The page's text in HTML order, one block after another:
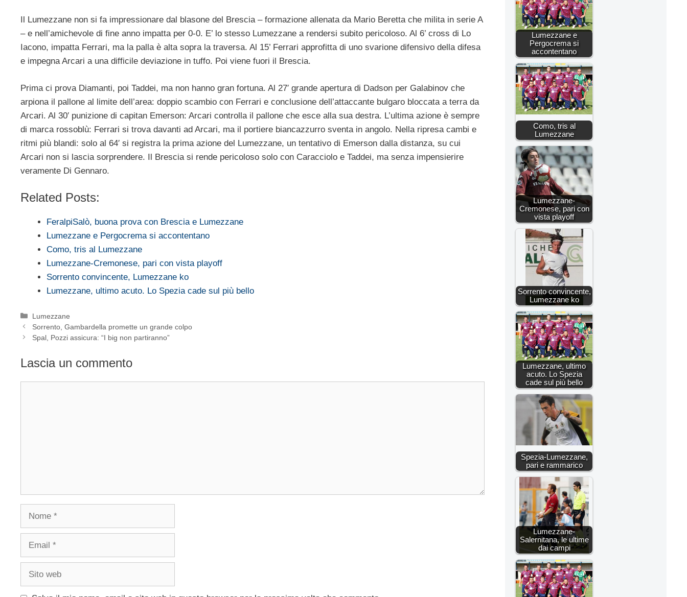
Il Lumezzane non si fa impressionare dal blasone del Brescia – formazione allenata da Mario Beretta che milita in serie A
– e nell’amichevole di fine anno impatta per 0-0. E’ lo stesso Lumezzane a rendersi subito pericoloso. Al 6’ cross di Lo
Iacono, impatta Ferrari, ma la palla è alta sopra la traversa. Al 15’ Ferrari approfitta di uno svarione difensivo della difesa
e impegna Arcari a una difficile deviazione in tuffo. Poi viene fuori il Brescia.
Prima ci prova Diamanti, poi Taddei, ma non hanno gran fortuna. Al 27′ grande apertura di Dadson per Galabinov che
arpiona il pallone al limite dell’area: doppio scambio con Ferrari e conclusione dell’attaccante bulgaro bloccata a terra da
Arcari. Al 30′ punizione di capitan Emerson: Arcari controlla il pallone che esce alla sua destra. L’ultima azione è sempre
di marca rossoblù: Ferrari si trova davanti ad Arcari, ma il portiere biancazzurro sventa in angolo. Nella ripresa cambi e
ritmi più blandi: solo al 64′ si registra la prima azione del Lumezzane, un tentativo di Emerson dalla distanza, su cui
Arcari non si lascia sorprendere. Il Brescia si rende pericoloso solo con Caracciolo e Taddei, ma senza impensierire
veramente Di Gennaro.
Related Posts:
FeralpiSalò, buona prova con Brescia e Lumezzane
Lumezzane e Pergocrema si accontentano
Como, tris al Lumezzane
Lumezzane-Cremonese, pari con vista playoff
Sorrento convincente, Lumezzane ko
Lumezzane, ultimo acuto. Lo Spezia cade sul più bello
Categorie
Lumezzane
Sorrento, Gambardella promette un grande colpo
Spal, Pozzi assicura: “I big non partiranno”
Lascia un commento
Nome
Email
Sito
Lumezzane e
Pergocrema si
accontentano
Como, tris al
Lumezzane
Lumezzane-
Cremonese, pari con
vista playoff
Sorrento convincente,
Lumezzane ko
Lumezzane, ultimo
acuto. Lo Spezia
cade sul più bello
Spezia-Lumezzane,
pari e rammarico
Lumezzane-
Salernitana, le ultime
dai campi